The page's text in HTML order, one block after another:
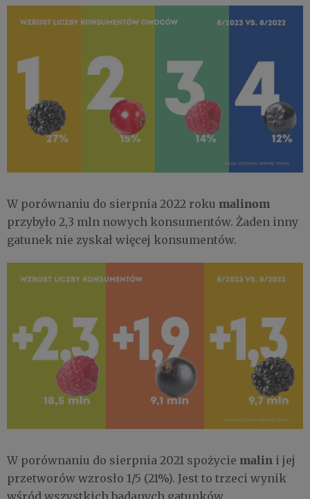
W porównaniu do sierpnia 2022 roku malinom
przybyło 2,3 mln nowych konsumentów. Żaden inny
gatunek nie zyskał więcej konsumentów.
W porównaniu do sierpnia 2021 spożycie malin i jej
przetworów wzrosło 1/5 (21%). Jest to trzeci wynik